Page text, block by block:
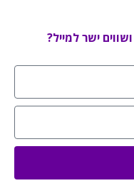
ישר למייל?